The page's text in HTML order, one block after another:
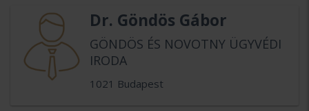
Dr. Göndös Gábor
GÖNDÖS ÉS NOVOTNY ÜGYVÉDI
IRODA
1021 Budapest